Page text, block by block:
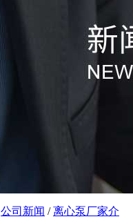
公司新闻 /离心泵厂家介